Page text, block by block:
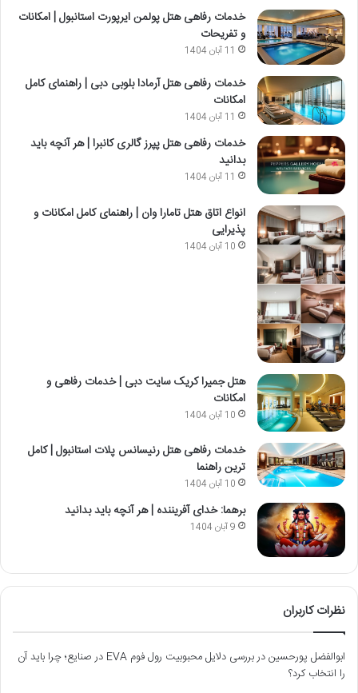
خدمات رفاهی هتل پولمن ایرپورت استانبول | امکانات
و تفریحات
11 آبان 1404
خدمات رفاهی هتل آرمادا بلوبی دبی | راهنمای کامل
امکانات
11 آبان 1404
خدمات رفاهی هتل پپرز گالری کانبرا | هر آنچه باید
بدانید
11 آبان 1404
انواع اتاق هتل تامارا وان | راهنمای کامل امکانات و
پذیرایی
10 آبان 1404
هتل جمیرا کریک سایت دبی | خدمات رفاهی و
امکانات
10 آبان 1404
خدمات رفاهی هتل رنیسانس پلات استانبول | کامل
ترین راهنما
10 آبان 1404
برهما: خدای آفریننده | هر آنچه باید بدانید
9 آبان 1404
نظرات کاربران
ابوالفضل پورحسیندر
بررسی دلایل محبوبیت رول فوم EVA در صنایع؛ چرا باید آن
را انتخاب کرد؟